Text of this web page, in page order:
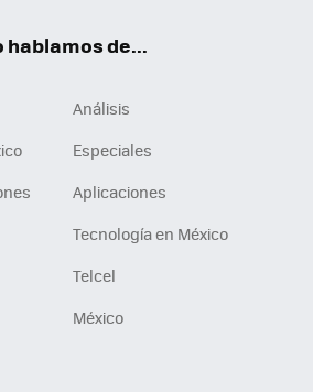
hablamos de...
Análisis
Especiales
Aplicaciones
Tecnología en México
Telcel
México